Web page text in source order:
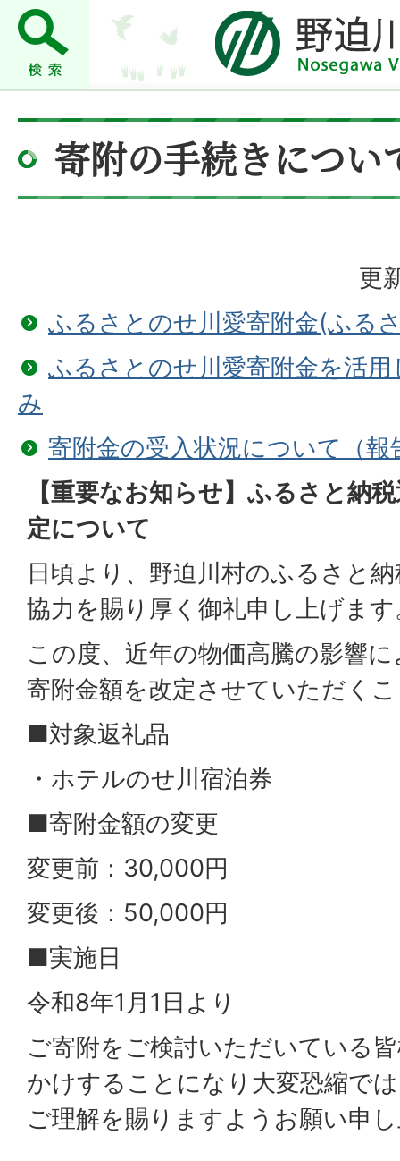
寄附の手続きについ
更
ふるさとのせ川愛寄附金(ふる
ふるさとのせ川愛寄附金を活
み
寄附金の受入状況について（報
【重要なお知らせ】ふるさと納
定について
日頃より、野迫川村のふるさと
協力を賜り厚く御礼申し上げます
この度、近年の物価高騰の影響
寄附金額を改定させていただく
■対象返礼品
・ホテルのせ川宿泊券
■寄附金額の変更
変更前：30,000円
変更後：50,000円
■実施日
令和8年1月1日より
ご寄附をご検討いただいている
かけすることになり大変恐縮で
ご理解を賜りますようお願い申